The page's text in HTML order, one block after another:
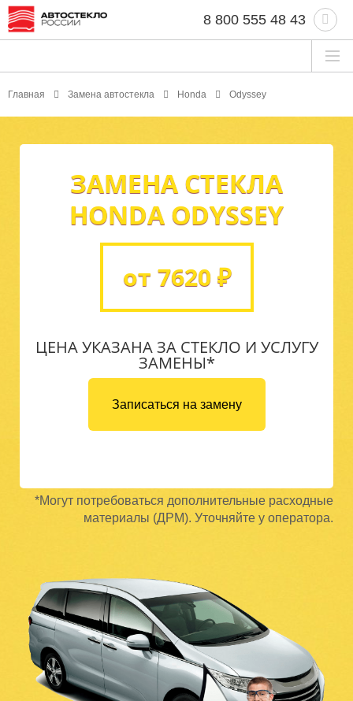
8 800 555 48 43
Главная Замена автостекла Honda Odyssey
ЗАМЕНА СТЕКЛА
HONDA ODYSSEY
от 7620 ₽
ЦЕНА УКАЗАНА ЗА СТЕКЛО И УСЛУГУ
ЗАМЕНЫ*
Записаться на замену
*Могут потребоваться дополнительные расходные
материалы (ДРМ). Уточняйте у оператора.